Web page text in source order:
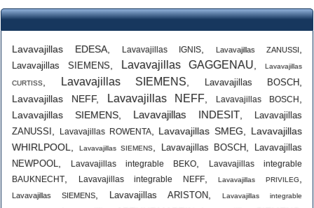
Lavavajillas EDESA Lavavajillas IGNIS Lavavajillas ZANUSSI
Lavavajillas SIEMENS Lavavajillas GAGGENAU Lavavajillas
CURTISS Lavavajillas SIEMENS Lavavajillas BOSCH
Lavavajillas NEFF, Lavavajillas NEFF Lavavajillas BOSCH
Lavavajillas SIEMENS
Lavavajillas INDESIT
Lavavajillas
ZANUSSI
Lavavajillas ROWENTA, Lavavajillas SMEG
Lavavajillas
WHIRLPOOL
Lavavajillas SIEMENS Lavavajillas BOSCH
Lavavajillas
NEWPOOL
Lavavajillas integrable BEKO
Lavavajillas integrable
BAUKNECHT
Lavavajillas integrable NEFF,Lavavajillas PRIVILEG
Lavavajillas SIEMENS Lavavajillas ARISTON Lavavajillas integrable